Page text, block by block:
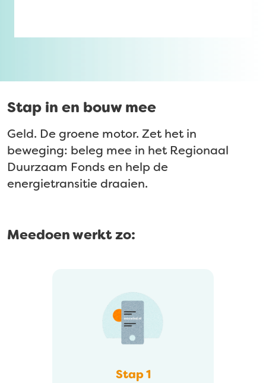
Stap in en bouw mee
Geld. De groene motor. Zet het in
beweging: beleg mee in het Regionaal
Duurzaam Fonds en help de
energietransitie draaien.
Meedoen werkt zo:
Stap 1